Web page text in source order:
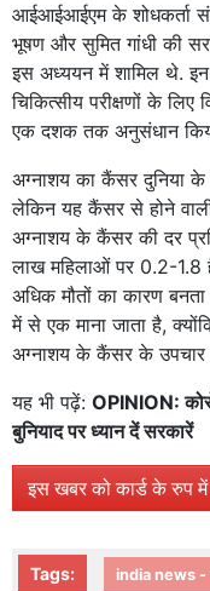
आईआईआईएम के शोधकर्ता
भूषण और सुमित गांधी की
इस अध्ययन में शामिल थे.
चिकित्सीय परीक्षणों के
एक दशक तक अनुसंधान
अग्नाशय का कैंसर दुनिया
लेकिन यह कैंसर से होने
अग्नाशय के कैंसर की दर
लाख महिलाओं पर 0.2-
अधिक मौतों का कारण
में से एक माना जाता है,
अग्नाशय के कैंसर के उपचार
यह भी पढ़ें: OPINION:
बुनियाद पर ध्यान दें सरकारें
इस खबर को कार्ड के रुप
Tags: india news -